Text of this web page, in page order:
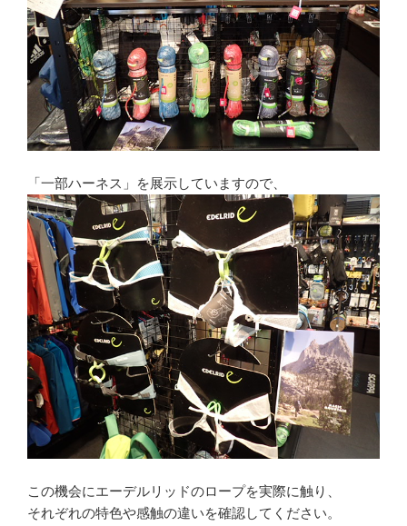
「一部ハーネス」を展示していますので、
この機会にエーデルリッドのロープを実際に触り、
それぞれの特色や感触の違いを確認してください。